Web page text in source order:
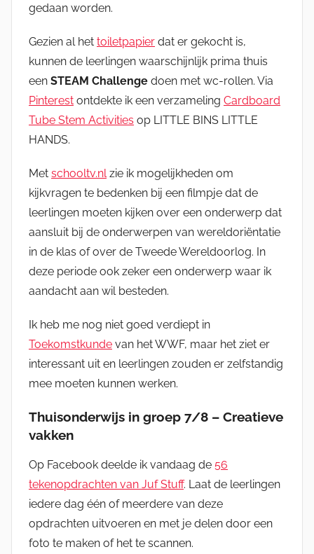
gedaan worden.
Gezien al het toiletpapier dat er gekocht is,
kunnen de leerlingen waarschijnlijk prima thuis
een STEAM Challenge doen met wc-rollen. Via
Pinterest ontdekte ik een verzameling Cardboard
Tube Stem Activities op LITTLE BINS LITTLE
HANDS.
Met schooltv.nlzie ik mogelijkheden om
kijkvragen te bedenken bij een filmpje dat de
leerlingen moeten kijken over een onderwerp dat
aansluit bij de onderwerpen van wereldoriëntatie
in de klas of over de Tweede Wereldoorlog. In
deze periode ook zeker een onderwerp waar ik
aandacht aan wil besteden.
Ik heb me nog niet goed verdiept in
Toekomstkunde van het WWF, maar het ziet er
interessant uit en leerlingen zouden er zelfstandig
mee moeten kunnen werken.
Thuisonderwijs in groep 7/8 – Creatieve
vakken
Op Facebook deelde ik vandaag de 56
tekenopdrachten van Juf Stuff. Laat de leerlingen
iedere dag één of meerdere van deze
opdrachten uitvoeren en met je delen door een
foto te maken of het te scannen.